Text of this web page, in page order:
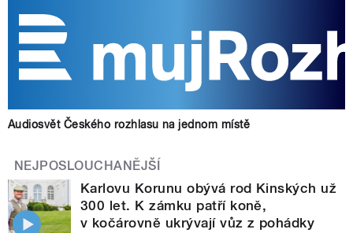
Audiosvět Českého rozhlasu na jednom místě
NEJPOSLOUCHANĚJŠÍ
Karlovu Korunu obývá rod Kinských už
300 let. K zámku patří koně,
v kočárovně ukrývají vůz z pohádky